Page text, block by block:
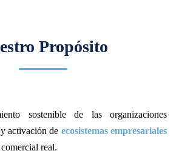
Propósito
sostenible de las organizaciones
activación de ecosistemas empresariales
real.